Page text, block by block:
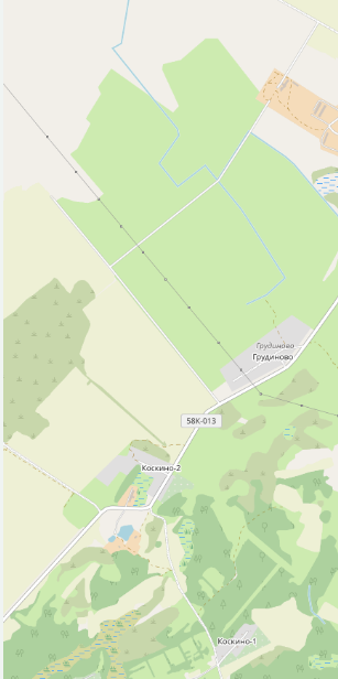
Магазин (32)
Парк, сквер (2)
Полицейский участок (1)
Почта (1)
Ресторан (1)
Рынок, базар (1)
Стадион (1)
Церковь (2)
Исторические объекты
Памятник (2)
Природные объекты